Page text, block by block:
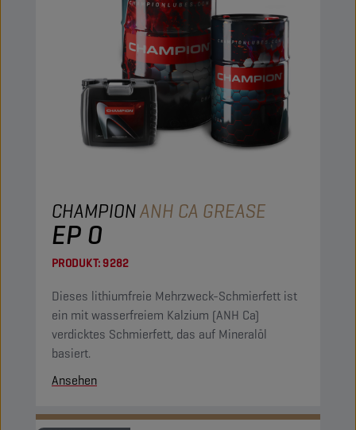
CHAMPIONANH CA GREASE
EP 0
PRODUKT:9282
Dieses lithiumfreie Mehrzweck-Schmierfett ist
ein mit wasserfreiem Kalzium (ANH Ca)
verdicktes Schmierfett, das auf Mineralöl
basiert.
Ansehen